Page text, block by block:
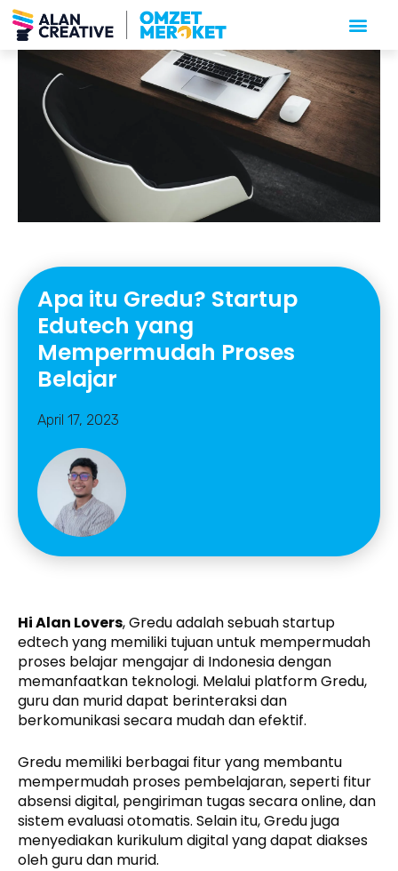
Apa itu Gredu? Startup
Edutech yang
Mempermudah Proses
Belajar
April 17, 2023
Hi Alan Lovers, Gredu adalah sebuah startup
edtech yang memiliki tujuan untuk mempermudah
proses belajar mengajar di Indonesia dengan
memanfaatkan teknologi. Melalui platform Gredu,
guru dan murid dapat berinteraksi dan
berkomunikasi secara mudah dan efektif.
Gredu memiliki berbagai fitur yang membantu
mempermudah proses pembelajaran, seperti fitur
absensi digital, pengiriman tugas secara online, dan
sistem evaluasi otomatis. Selain itu, Gredu juga
menyediakan kurikulum digital yang dapat diakses
oleh guru dan murid.